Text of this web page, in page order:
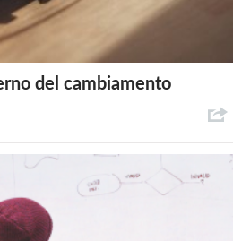
del cambiamento